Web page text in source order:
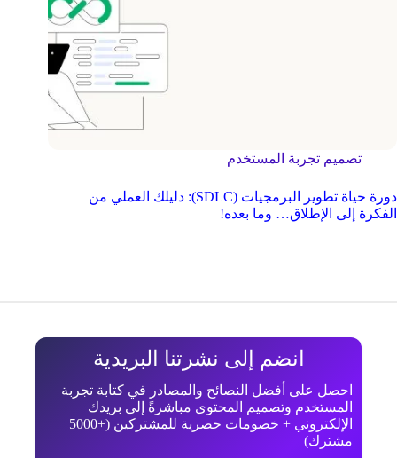
تصميم تجربة المستخدم
دورة حياة تطوير البرمجيات (SDLC): دليلك العملي من
الفكرة إلى الإطلاق… وما بعده!
انضم إلى نشرتنا البريدية
احصل على أفضل النصائح والمصادر في كتابة تجربة
المستخدم وتصميم المحتوى مباشرةً إلى بريدك
الإلكتروني + خصومات حصرية للمشتركين (+5000
مشترك)